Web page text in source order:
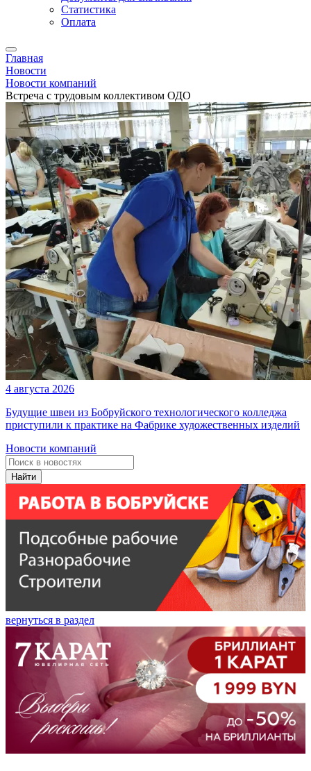
Статистика
Оплата
Главная
Новости
Новости компаний
Встреча с трудовым коллективом ОДО
4 августа 2026
Будущие швеи из Бобруйского технологического колледжа
приступили к практике на Фабрике художественных изделий
Новости компаний
Найти
вернуться в раздел